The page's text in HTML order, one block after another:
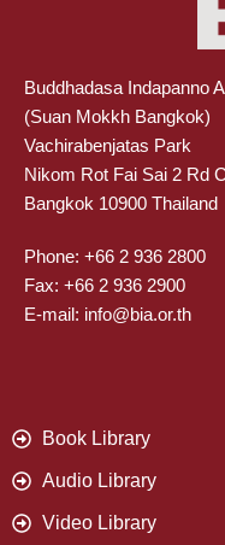
Buddhadasa Indapanno
(Suan Mokkh Bangkok)
Vachirabenjatas Park
Nikom Rot Fai Sai 2 Rd
Bangkok 10900 Thailand
Phone: +66 2 936 2800
Fax: +66 2 936 2900
E-mail: info@bia.or.th
Book Library
Audio Library
Video Library